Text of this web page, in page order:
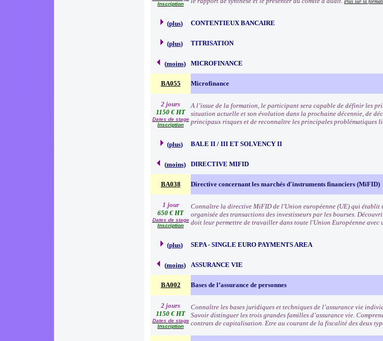
Inscription
Plus sur la
(plus) CONTENTIEUX BANCAIRE
(plus) TITRISATION
(moins) MICROFINANCE
BA055 Microfinance
2 jours
1150 € HT
Dates de stage
Inscription
A l’issue de la formation, le participant sera capable de définir les
situation actuelle et son évolution dans la prochaine décennie, de
principaux risques et de reconnaître les principales problématiques
(plus) BALE II / III ET SOLVENCY II
(moins) DIRECTIVE MIFID
BA038 Directive concernant les marchés d'instruments financiers (MiFID)
1 jour
650 € HT
Dates de stage
Inscription
Connaître la directive MiFID de l'Union européenne (UE) qui établit
organisée des transactions des investisseurs par les bourses.
doit leur permettre de travailler dans toute l'Union Européenne avec
(plus) SEPA - SINGLE EURO PAYMENTS AREA
(moins) ASSURANCE VIE
BA002 Bases de l’assurance de personnes
2 jours
1150 € HT
Dates de stage
Inscription
Connaître les bases juridiques et techniques de l’assurance vie
Savoir distinguer les trois grandes familles d’assurance vie.
contrats de capitalisation. Etre au courant de la fiscalité des deux